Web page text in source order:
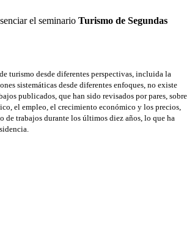
el seminario Turismo de Segundas
turismo desde diferentes perspectivas, incluida la
sistemáticas desde diferentes enfoques, no existe
publicados, que han sido revisados por pares, sobre
el empleo, el crecimiento económico y los precios,
trabajos durante los últimos diez años, lo que ha